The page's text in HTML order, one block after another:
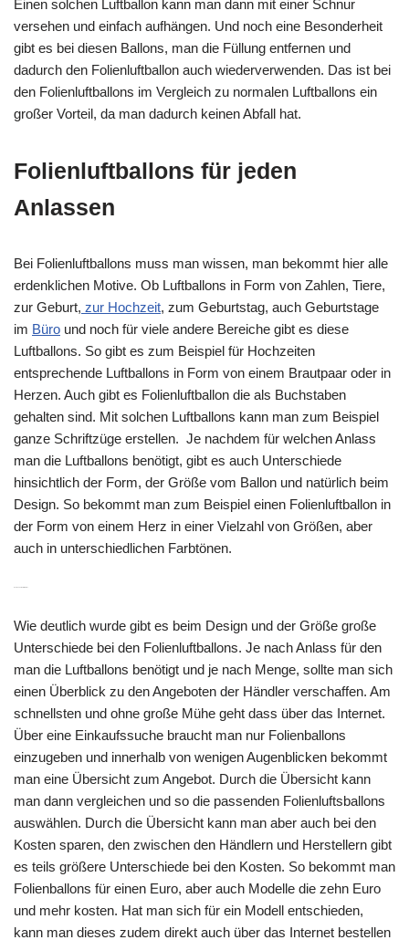
Einen solchen Luftballon kann man dann mit einer Schnur
versehen und einfach aufhängen. Und noch eine Besonderheit
gibt es bei diesen Ballons, man die Füllung entfernen und
dadurch den Folienluftballon auch wiederverwenden. Das ist bei
den Folienluftballons im Vergleich zu normalen Luftballons ein
großer Vorteil, da man dadurch keinen Abfall hat.
Folienluftballons für jeden
Anlassen
Bei Folienluftballons muss man wissen, man bekommt hier alle
erdenklichen Motive. Ob Luftballons in Form von Zahlen, Tiere,
zur Geburt, zur Hochzeit, zum Geburtstag, auch Geburtstage
im Büro und noch für viele andere Bereiche gibt es diese
Luftballons. So gibt es zum Beispiel für Hochzeiten
entsprechende Luftballons in Form von einem Brautpaar oder in
Herzen. Auch gibt es Folienluftballon die als Buchstaben
gehalten sind. Mit solchen Luftballons kann man zum Beispiel
ganze Schriftzüge erstellen. Je nachdem für welchen Anlass
man die Luftballons benötigt, gibt es auch Unterschiede
hinsichtlich der Form, der Größe vom Ballon und natürlich beim
Design. So bekommt man zum Beispiel einen Folienluftballon in
der Form von einem Herz in einer Vielzahl von Größen, aber
auch in unterschiedlichen Farbtönen.
Wie deutlich wurde gibt es beim Design und der Größe große
Unterschiede bei den Folienluftballons. Je nach Anlass für den
man die Luftballons benötigt und je nach Menge, sollte man sich
einen Überblick zu den Angeboten der Händler verschaffen. Am
schnellsten und ohne große Mühe geht dass über das Internet.
Über eine Einkaufssuche braucht man nur Folienballons
einzugeben und innerhalb von wenigen Augenblicken bekommt
man eine Übersicht zum Angebot. Durch die Übersicht kann
man dann vergleichen und so die passenden Folienluftsballons
auswählen. Durch die Übersicht kann man aber auch bei den
Kosten sparen, den zwischen den Händlern und Herstellern gibt
es teils größere Unterschiede bei den Kosten. So bekommt man
Folienballons für einen Euro, aber auch Modelle die zehn Euro
und mehr kosten. Hat man sich für ein Modell entschieden,
kann man dieses zudem direkt auch über das Internet bestellen